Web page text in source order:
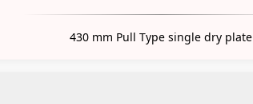
430 mm Pull Type single dry plate